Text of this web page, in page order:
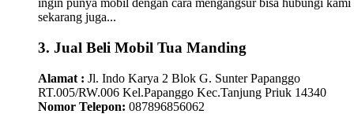
ingin punya mobil dengan cara mengangsur bisa hubungi kami
sekarang juga...
3. Jual Beli Mobil Tua Manding
Alamat : Jl. Indo Karya 2 Blok G. Sunter Papanggo
RT.005/RW.006 Kel.Papanggo Kec.Tanjung Priuk 14340
Nomor Telepon: 087896856062